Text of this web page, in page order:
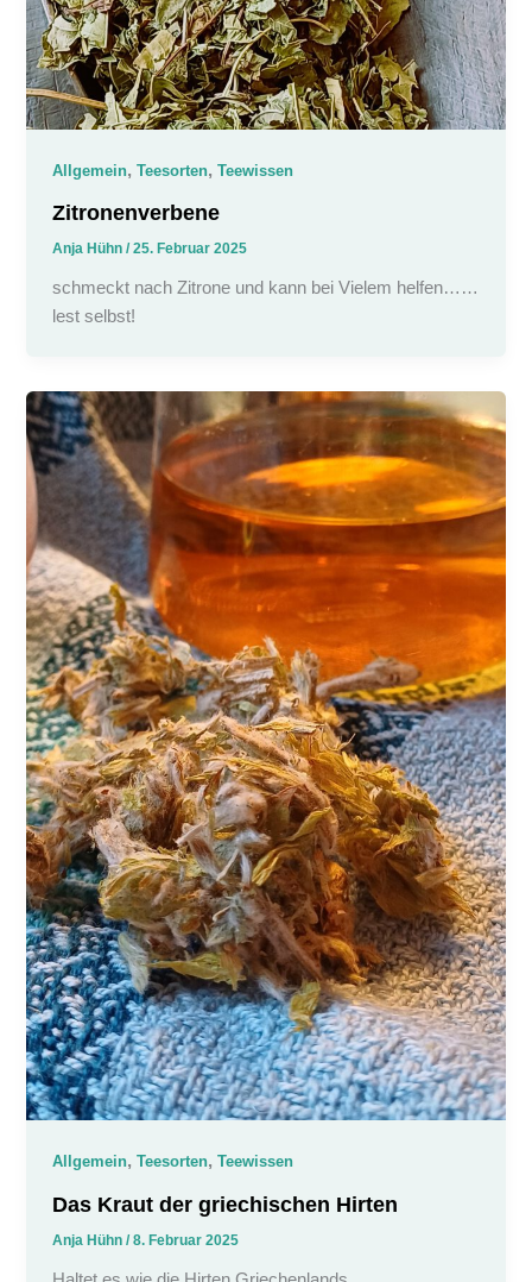
Allgemein,Teesorten,Teewissen
Zitronenverbene
Anja Hühn/25. Februar 2025
schmeckt nach Zitrone und kann bei Vielem helfen……
lest selbst!
Allgemein,Teesorten,Teewissen
Das Kraut der griechischen Hirten
Anja Hühn/8. Februar 2025